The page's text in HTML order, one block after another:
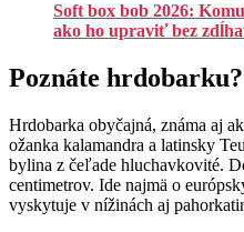
Soft box bob 2026:
ako ho upraviť bez
Poznáte hrdobarku?
Hrdobarka obyčajná, známa aj
ožanka kalamandra a latinsky
bylina z čeľade hluchavkovité.
centimetrov. Ide najmä o
vyskytuje v nížinách aj